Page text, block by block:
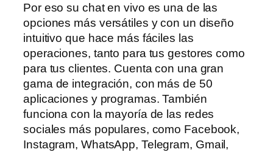
Por eso su chat en vivo es una de las
opciones más versátiles y con un diseño
intuitivo que hace más fáciles las
operaciones, tanto para tus gestores como
para tus clientes. Cuenta con una gran
gama de integración, con más de 50
aplicaciones y programas. También
funciona con la mayoría de las redes
sociales más populares, como Facebook,
Instagram, WhatsApp, Telegram, Gmail,